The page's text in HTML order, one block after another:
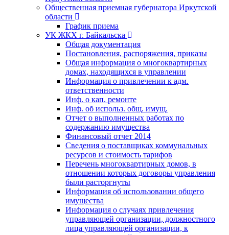
Общественная приемная губернатора Иркутской
области
График приема
УК ЖКХ г. Байкальска
Общая документация
Постановления, распоряжения, приказы
Общая информация о многоквартирных
домах, находящихся в управлении
Информация о привлечении к адм.
ответственности
Инф. о кап. ремонте
Инф. об использ. общ. имущ.
Отчет о выполненных работах по
содержанию имущества
Финансовый отчет 2014
Сведения о поставщиках коммунальных
ресурсов и стоимость тарифов
Перечень многоквартирных домов, в
отношении которых договоры управления
были расторгнуты
Информация об использовании общего
имущества
Информация о случаях привлечения
управляющей организации, должностного
лица управляющей организации, к